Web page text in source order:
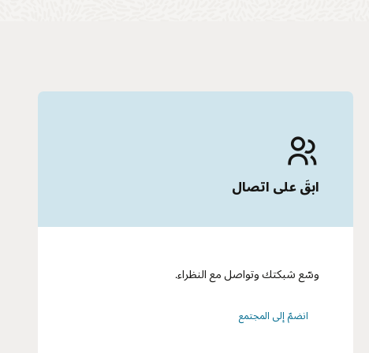
ابقَ على اتصال
وسّع شبكتك وتواصل مع النظراء.
انضمّ إلى المجتمع